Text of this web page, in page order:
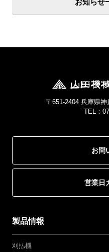
〒651-2404 兵庫県
TEL：
お問
営業日
製品情報
刈払機